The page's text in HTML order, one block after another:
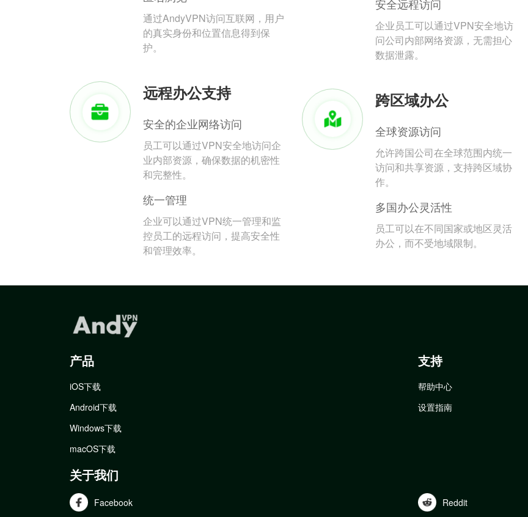
通过AndyVPN访问互联网，用户
的真实身份和位置信息得到保
护。
安全远程访问
企业员工可以通过VPN安全地访
问公司内部网络资源，无需担心
数据泄露。
远程办公支持
安全的企业网络访问
员工可以通过VPN安全地访问企
业内部资源，确保数据的机密性
和完整性。
统一管理
企业可以通过VPN统一管理和监
控员工的远程访问，提高安全性
和管理效率。
跨区域办公
全球资源访问
允许跨国公司在全球范围内统一
访问和共享资源，支持跨区域协
作。
多国办公灵活性
员工可以在不同国家或地区灵活
办公，而不受地域限制。
产品
iOS下载
Android下载
Windows下载
macOS下载
支持
帮助中心
设置指南
关于我们
Facebook Reddit